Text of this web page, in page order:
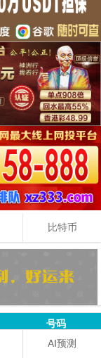
比特币
1 08
号码
1+3+3=07
AI预测